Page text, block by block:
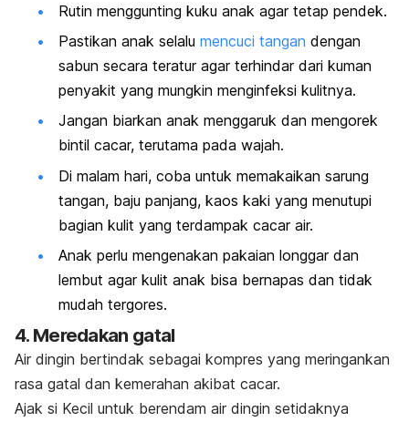
Rutin menggunting kuku anak agar tetap pendek.
Pastikan anak selalu mencuci tangan dengan
sabun secara teratur agar terhindar dari kuman
penyakit yang mungkin menginfeksi kulitnya.
Jangan biarkan anak menggaruk dan mengorek
bintil cacar, terutama pada wajah.
Di malam hari, coba untuk memakaikan sarung
tangan, baju panjang, kaos kaki yang menutupi
bagian kulit yang terdampak cacar air.
Anak perlu mengenakan pakaian longgar dan
lembut agar kulit anak bisa bernapas dan tidak
mudah tergores.
4. Meredakan gatal
Air dingin bertindak sebagai kompres yang meringankan
rasa gatal dan kemerahan akibat cacar.
Ajak si Kecil untuk berendam air dingin setidaknya